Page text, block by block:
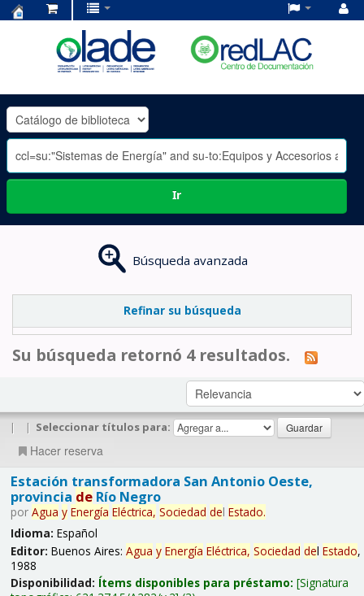
OLADE
-
Ir
Búsqueda avanzada
Refinar su búsqueda
Su búsqueda retornó 4 resultados.
| | Seleccionar títulos para:
Hacer reserva
Estación transformadora San Antonio Oeste,
provincia deRío Negro
por Agua y Energía Eléctrica, Sociedad del Estado.
Idioma: Español
Editor: Buenos Aires: Agua y Energía Eléctrica, Sociedad del Estado,
1988
Disponibilidad: Ítems disponibles para préstamo: Signatura